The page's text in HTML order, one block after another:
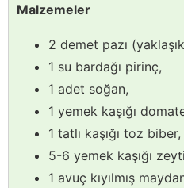
Malzemeler
2 demet pazı
1 su bardağı pirinç,
1 adet soğan,
1 yemek kaşığı
1 tatlı kaşığı toz biber,
5-6 yemek kaşığı
1 avuç kıyılmış